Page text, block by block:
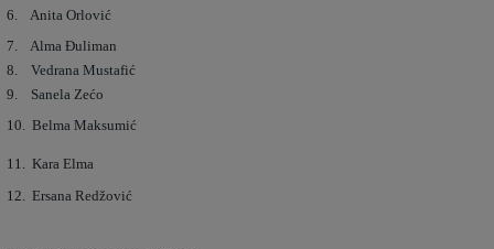
6. Anita Orlović
7. Alma Đuliman
8. Vedrana Mustafić
9. Sanela Zećo
10. Belma Maksumić
11. Kara Elma
12. Ersana Redžović